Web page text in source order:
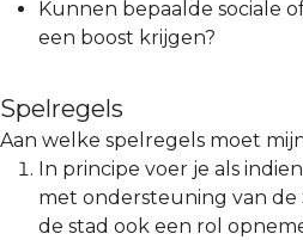
Kunnen bepaalde sociale
een boost krijgen?
Spelregels
Aan welke spelregels moet
In principe voer je als
met ondersteuning van de
de stad ook een rol